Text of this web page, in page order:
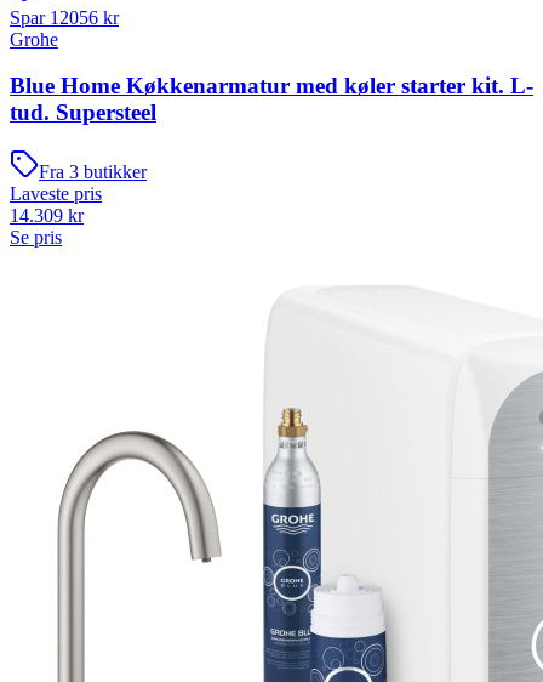
Spar 12056 kr
Grohe
Blue Home Køkkenarmatur med køler starter kit. L-
tud. Supersteel
Fra 3 butikker
Laveste pris
14.309 kr
Se pris